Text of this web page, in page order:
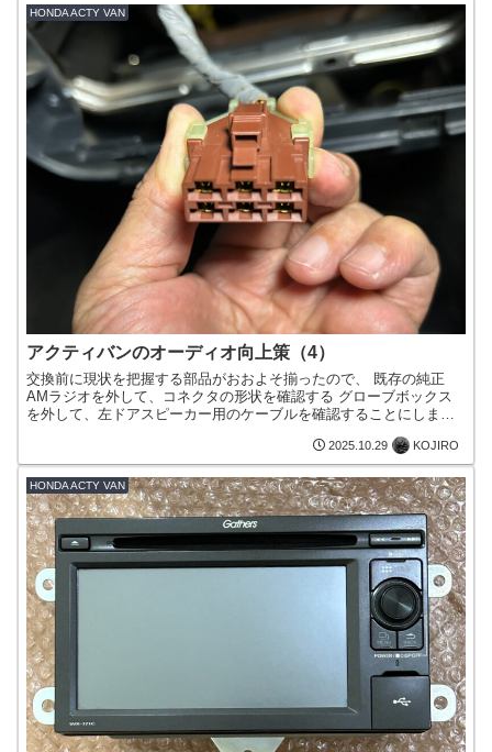
HONDA ACTY VAN
アクティバンのオーディオ向上策（4）
交換前に現状を把握する部品がおおよそ揃ったので、 既存の純正
AMラジオを外して、コネクタの形状を確認する グローブボックス
を外して、左ドアスピーカー用のケーブルを確認することにしまし
2025.10.29 KOJIRO
HONDA ACTY VAN